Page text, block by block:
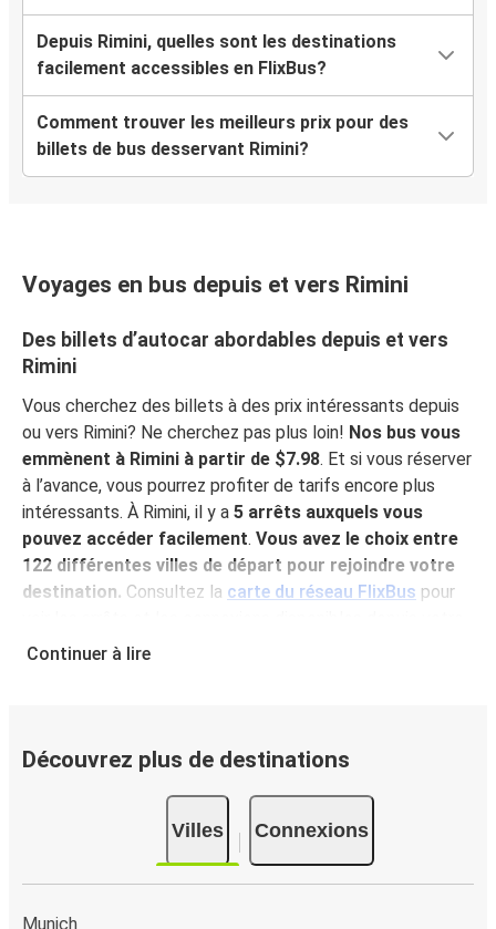
Depuis Rimini, quelles sont les destinations
facilement accessibles en FlixBus?
Comment trouver les meilleurs prix pour des
billets de bus desservant Rimini?
Voyages en bus depuis et vers Rimini
Des billets d’autocar abordables depuis et vers
Rimini
Vous cherchez des billets à des prix intéressants depuis
ou vers Rimini? Ne cherchez pas plus loin! Nos bus vous
emmènent à Rimini à partir de $7.98. Et si vous réserver
à l’avance, vous pourrez profiter de tarifs encore plus
intéressants. À Rimini, il y a 5 arrêts auxquels vous
pouvez accéder facilement. Vous avez le choix entre
122 différentes villes de départ pour rejoindre votre
destination. Consultez la carte du réseau FlixBus pour
ville!
FlixBus représente le choix idéal en termes de prix
abordables et de confort pour vos déplacements vers ou
depuis Rimini. Profitez d'un voyage confortable vers Rimini
grâce aux équipements à bord, tels que le Wi-Fi gratuit ou
encore les nombreuses prises électriques à disposition.
Et puis, pour un confort optimal, vous pouvez même
Continuer à lire
Découvrez plus de destinations
Villes Connexions
Munich